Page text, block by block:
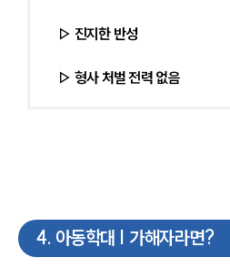
▷ 진지한 반성
▷ 형사 처벌 전력 없음
4. 아동학대 | 가해자라면?